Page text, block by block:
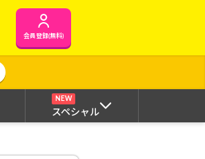
会員登録(無料)
NEW
スペシャル